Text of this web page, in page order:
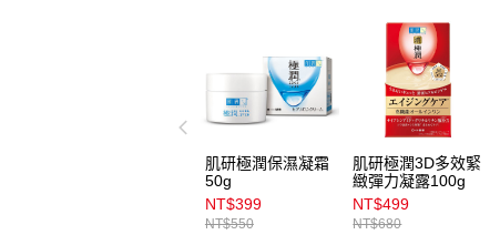
肌研極潤保濕凝霜
50g
NT$399
NT$550
肌研極潤3D多效緊
緻彈力凝露100g
NT$499
NT$680